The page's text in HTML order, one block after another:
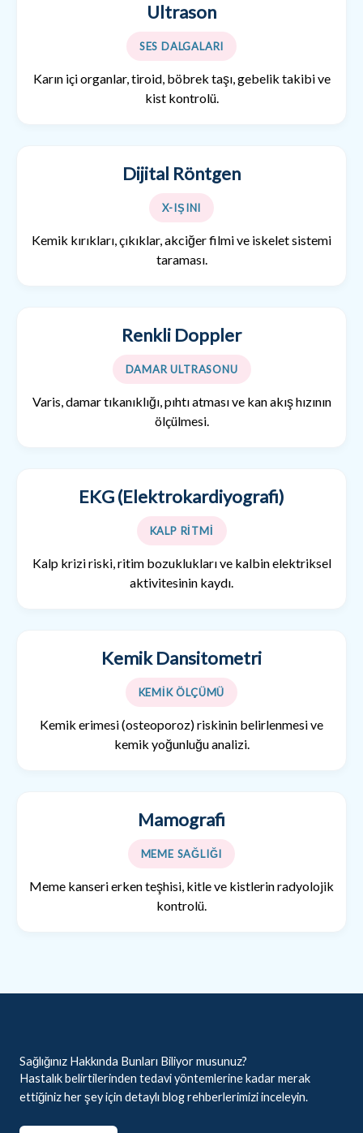
Ultrason
SES DALGALARI
Karın içi organlar, tiroid, böbrek taşı, gebelik takibi ve
kist kontrolü.
Dijital Röntgen
X-IŞINI
Kemik kırıkları, çıkıklar, akciğer filmi ve iskelet sistemi
taraması.
Renkli Doppler
DAMAR ULTRASONU
Varis, damar tıkanıklığı, pıhtı atması ve kan akış hızının
ölçülmesi.
EKG (Elektrokardiyografi)
KALP RİTMİ
Kalp krizi riski, ritim bozuklukları ve kalbin elektriksel
aktivitesinin kaydı.
Kemik Dansitometri
KEMİK ÖLÇÜMÜ
Kemik erimesi (osteoporoz) riskinin belirlenmesi ve
kemik yoğunluğu analizi.
Mamografi
MEME SAĞLIĞI
Meme kanseri erken teşhisi, kitle ve kistlerin radyolojik
kontrolü.
Sağlığınız Hakkında Bunları Biliyor musunuz?
Hastalık belirtilerinden tedavi yöntemlerine kadar merak
ettiğiniz her şey için detaylı blog rehberlerimizi inceleyin.